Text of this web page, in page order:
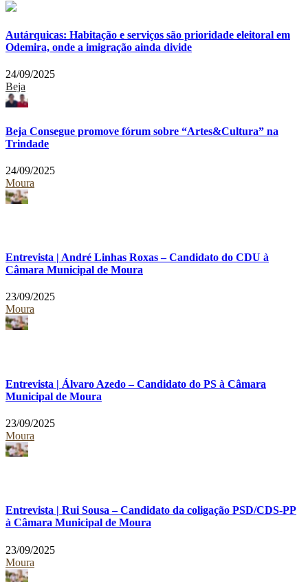
Autárquicas: Habitação e serviços são prioridade eleitoral em
Odemira, onde a imigração ainda divide
24/09/2025
Beja
Beja Consegue promove fórum sobre “Artes&Cultura” na
Trindade
24/09/2025
Moura
Entrevista | André Linhas Roxas – Candidato do CDU à
Câmara Municipal de Moura
23/09/2025
Moura
Entrevista | Álvaro Azedo – Candidato do PS à Câmara
Municipal de Moura
23/09/2025
Moura
Entrevista | Rui Sousa – Candidato da coligação PSD/CDS-PP
à Câmara Municipal de Moura
23/09/2025
Moura